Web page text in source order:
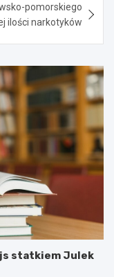
pomorskiego
ilości narkotyków
statkiem Julek